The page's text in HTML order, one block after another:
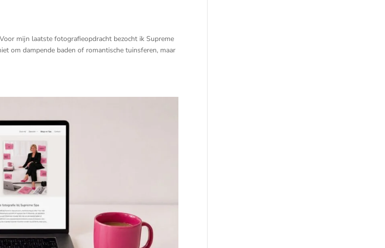
mijn laatste fotografieopdracht bezocht ik Supreme
om dampende baden of romantische tuinsferen, maar